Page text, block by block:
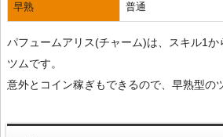
早熟 普通
パフュームアリス(チャーム)は、スキル1
ツムです。
意外とコイン稼ぎもできるので、早熟型の